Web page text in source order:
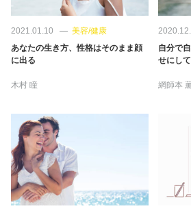
2021.01.10
美容/健康
あなたの生き方、性格はそのまま顔
に出る
木村 瞳
自分で
せにし
網師本